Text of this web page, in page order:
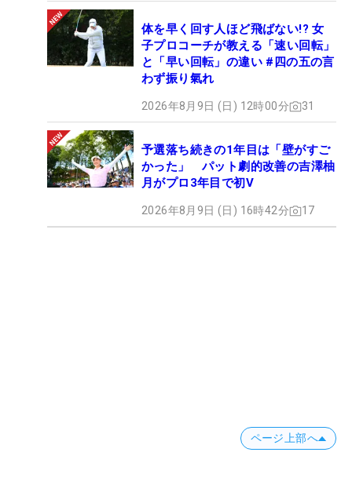
体を早く回す人ほど飛ばない!? 女
子プロコーチが教える「速い回転」
と「早い回転」の違い #四の五の言
わず振り氣れ
2026年8月9日 (日) 12時00分 31
予選落ち続きの1年目は「壁がすご
かった」 パット劇的改善の吉澤柚
月がプロ3年目で初V
2026年8月9日 (日) 16時42分 17
ページ上部へ